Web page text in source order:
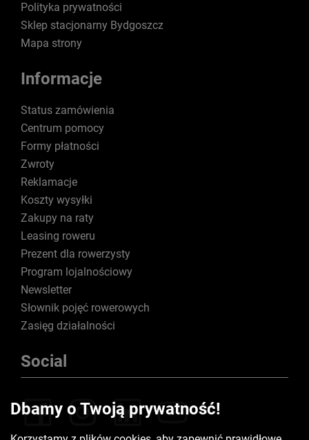
Polityka prywatności
Sklep stacjonarny Bydgoszcz
Mapa strony
Informacje
Status zamówienia
Centrum pomocy
Formy płatności
Zwroty
Reklamacje
Koszty wysyłki
Zakupy na raty
Leasing roweru
Prezent dla rowerzysty
Program lojalnościowy
Newsletter
Słownik pojęć rowerowych
Zasięg działalności
Social
Dbamy o Twoją prywatność!